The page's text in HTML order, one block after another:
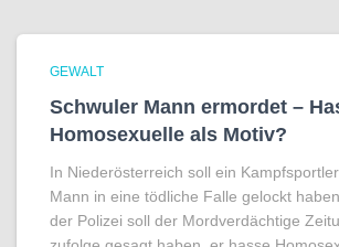
GEWALT
Schwuler Mann ermordet –
Homo­sexuelle als Motiv?
In Niederösterreich soll ein
Mann in eine tödliche Falle gelockt
der Polizei soll der Mordverdächtige